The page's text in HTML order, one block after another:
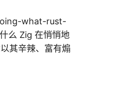
what-rust-
么 Zig 在悄悄地
其辛辣、富有煽